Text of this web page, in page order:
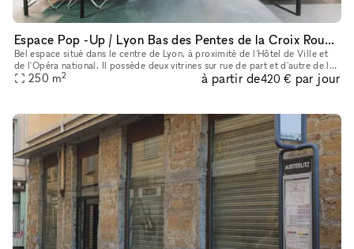
Espace Pop -Up / Lyon Bas des Pentes de la Croix Rousse (69001)
Bel espace situé dans le centre de Lyon, à proximité de l'Hôtel de Ville et
de l'Opéra national. Il possède deux vitrines sur rue de part et d'autre de la
porte d'entrée et se compose d'une pièce pri
250 m2 à partir de420 € par jour